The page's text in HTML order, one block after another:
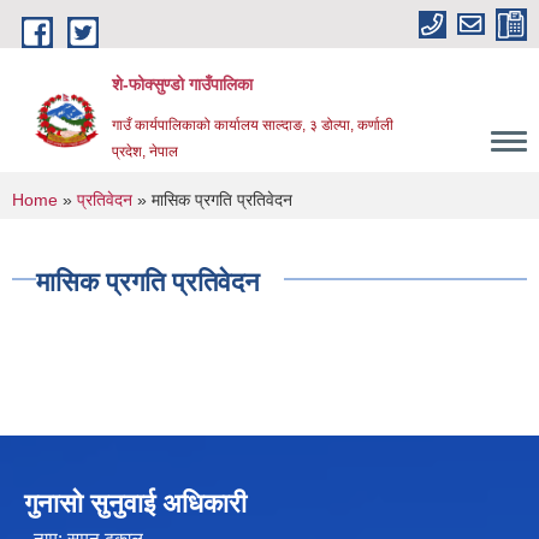
Skip to main content
शे-फोक्सुण्डो गाउँपालिका
गाउँ कार्यपालिकाको कार्यालय साल्दाङ, ३ डोल्पा, कर्णाली
प्रदेश, नेपाल
You are here
Home » प्रतिवेदन » मासिक प्रगति प्रतिवेदन
मासिक प्रगति प्रतिवेदन
गुनासो सुनुवाई अधिकारी